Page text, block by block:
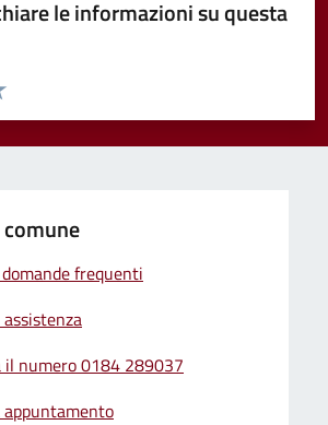
le informazioni su questa
pagina
5 stelle su 5
stelle su 5
su 5
su 5
frequenti
il numero 0184 289037
appuntamento